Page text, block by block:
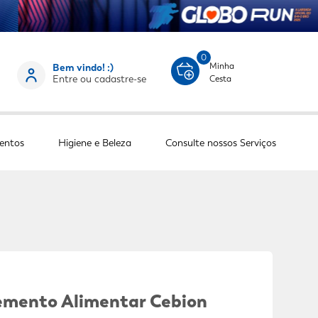
Bem vindo! :)
Entre ou cadastre-se
0
Minha
Cesta
Higiene e Beleza Consulte nossos Serviços
Alimentar Cebion